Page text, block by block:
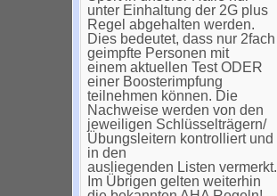
unter Einhaltung der 2G plus
Regel abgehalten werden.
Dies bedeutet, dass nur 2fach
geimpfte Personen mit
einem aktuellen Test ODER
einer Boosterimpfung
teilnehmen können. Die
Nachweise werden von den
jeweiligen Schlüsselträgern/
Übungsleitern kontrolliert und
in den
ausliegenden Listen vermerkt.
Im Übrigen gelten weiterhin